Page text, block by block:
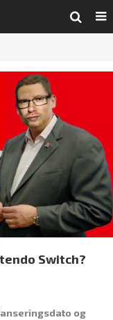
Switch?
og